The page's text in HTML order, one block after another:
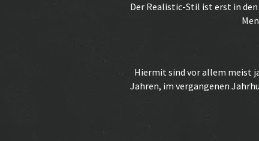
Der Realistic-Stil ist erst in
Hiermit sind vor allem meist
Jahren, im vergangenen